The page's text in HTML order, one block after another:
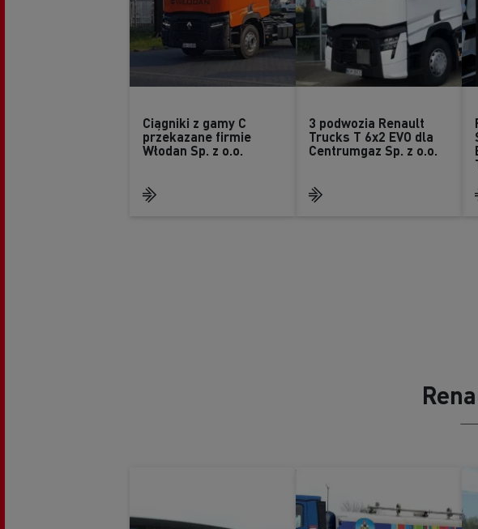
Ciągniki z gamy C
przekazane firmie
Włodan Sp. z o.o.
3 podwozia Renault
Trucks T 6x2 EVO dla
Centrumgaz Sp. z o.o.